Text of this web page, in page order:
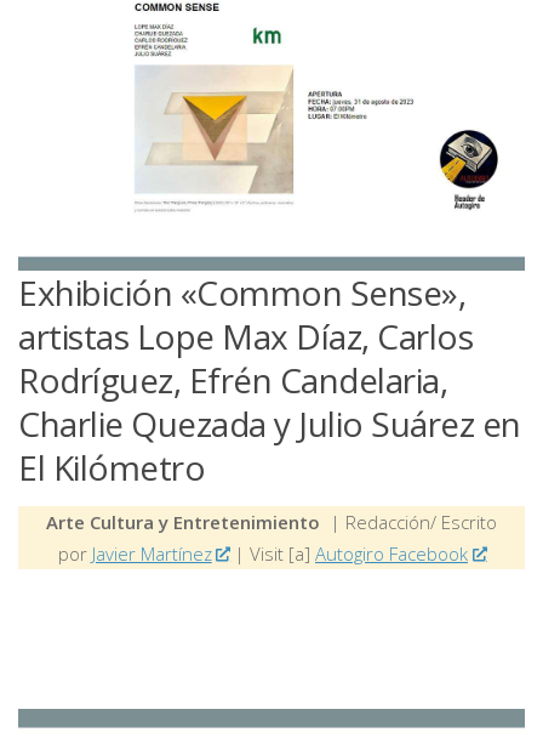
Exhibición «Common Sense»,
artistas Lope Max Díaz, Carlos
Rodríguez, Efrén Candelaria,
Charlie Quezada y Julio Suárez en
El Kilómetro
Arte Cultura y Entretenimiento | Redacción/ Escrito
por Javier Martínez | Visit [a] Autogiro Facebook